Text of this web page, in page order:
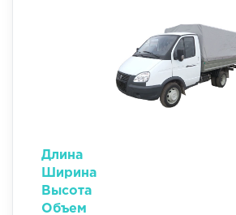
Длина
Ширина
Высота
Объем